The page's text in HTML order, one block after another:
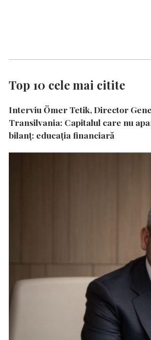
Top 10 cele mai citite
Interviu Ömer Tetik, Director
Transilvania: Capitalul care nu
bilanț: educația financiară